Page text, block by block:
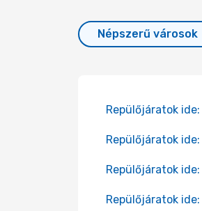
Népszerű városok
Repülőjáratok
Repülőjáratok
Repülőjáratok
Repülőjáratok